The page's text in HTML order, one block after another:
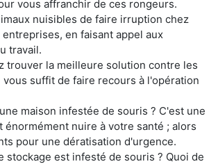
vous affranchir de ces rongeurs.
nuisibles de faire irruption chez
en faisant appel aux
travail.
trouver la meilleure solution contre les
suffit de faire recours à l'opération
maison infestée de souris ? C'est une
énormément nuire à votre santé ; alors
pour une dératisation d'urgence.
stockage est infesté de souris ? Quoi de